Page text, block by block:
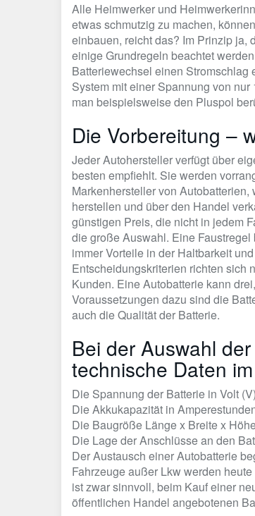
Alle Heimwerker und
etwas schmutzig zu machen,
einbauen, reicht das? Im Prinzip ja,
einige Grundregeln beachtet
Batteriewechsel einen
System mit einer Spannung von
man beispielsweise den Pluspol
Die Vorbereitung –
Jeder Autohersteller verfügt über
besten empfiehlt. Sie werden
Markenhersteller von
herstellen und über den Handel
günstigen Preis, die nicht in jedem
die große Auswahl. Eine
immer Vorteile in der Haltbarkeit
Entscheidungskriterien richten sich
Kunden. Eine Autobatterie kann
Voraussetzungen dazu sind die
auch die Qualität der Batterie.
Bei der Auswahl
technische Daten
Die Spannung der Batterie in Volt (V)
Die Akkukapazität in
Die Baugröße Länge x Breite x
Die Lage der Anschlüsse an den
Der Austausch einer Autobatterie
Fahrzeuge außer Lkw werden
ist zwar sinnvoll, beim Kauf einer
öffentlichen Handel angebotenen